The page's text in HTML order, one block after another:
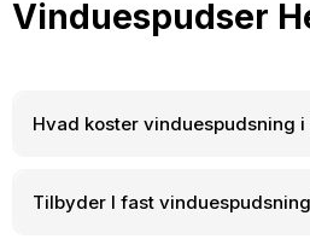
Vinduespudser
Hvad koster vinduespudsning i
Tilbyder I fast